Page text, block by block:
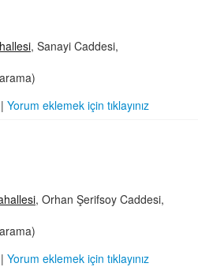
, Sanayi Caddesi,
Yorum eklemek için tıklayınız
, Orhan Şerifsoy Caddesi,
Yorum eklemek için tıklayınız